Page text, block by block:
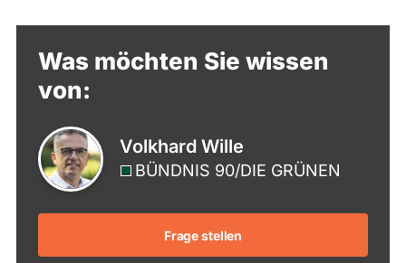
Was möchten Sie wissen
von:
Volkhard Wille
BÜNDNIS 90/­DIE GRÜNEN
Frage stellen